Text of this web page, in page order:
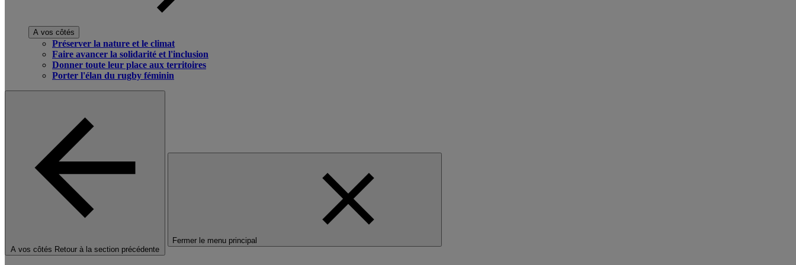
A vos côtés
Préserver la nature et le climat
Faire avancer la solidarité et l'inclusion
Donner toute leur place aux territoires
Porter l'élan du rugby féminin
A vos côtés Retour à la section précédente
Fermer le menu principal